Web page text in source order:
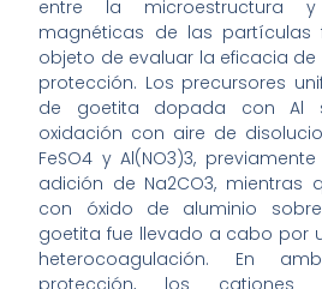
entre la microestructura
magnéticas de las partículas
objeto de evaluar la eficacia
protección. Los precursores
de goetita dopada con Al
oxidación con aire de
FeSO4 y Al(NO3)3,
adición de Na2CO3, mientras
con óxido de aluminio
goetita fue llevado a cabo por
heterocoagulación. En